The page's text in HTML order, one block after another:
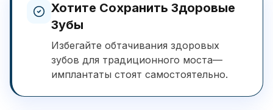
Хотите Сохранить Здоровые
Зубы
Избегайте обтачивания здоровых
зубов для традиционного моста—
имплантаты стоят самостоятельно.